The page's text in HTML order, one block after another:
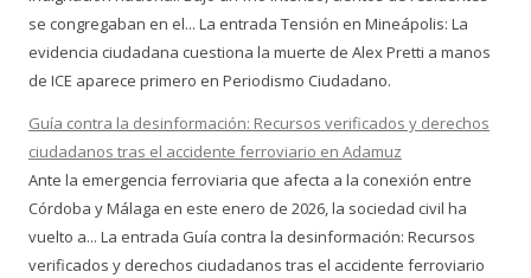
se congregaban en el... La entrada Tensión en Mineápolis: La
evidencia ciudadana cuestiona la muerte de Alex Pretti a manos
de ICE aparece primero en Periodismo Ciudadano.
Guía contra la desinformación: Recursos verificados y derechos
ciudadanos tras el accidente ferroviario en Adamuz
Ante la emergencia ferroviaria que afecta a la conexión entre
Córdoba y Málaga en este enero de 2026, la sociedad civil ha
vuelto a... La entrada Guía contra la desinformación: Recursos
verificados y derechos ciudadanos tras el accidente ferroviario